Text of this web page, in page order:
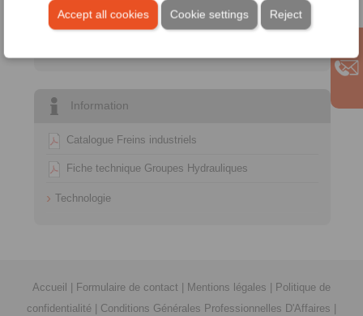
Accept all cookies Reject
Cookie settings
commercial@ringspann.fr
Information
Catalogue Freins industriels
Fiche technique Groupes Hydrauliques
Technologie
Accueil Formulaire de contact Mentions légales
Politique de
confidentialité
Conditions Générales Professionnelles D'Affaires